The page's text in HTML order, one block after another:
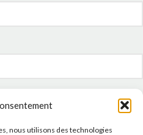
nous utilisons des technologies